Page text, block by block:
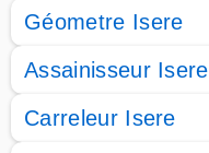
Géometre Isere
Assainisseur Isere
Carreleur Isere